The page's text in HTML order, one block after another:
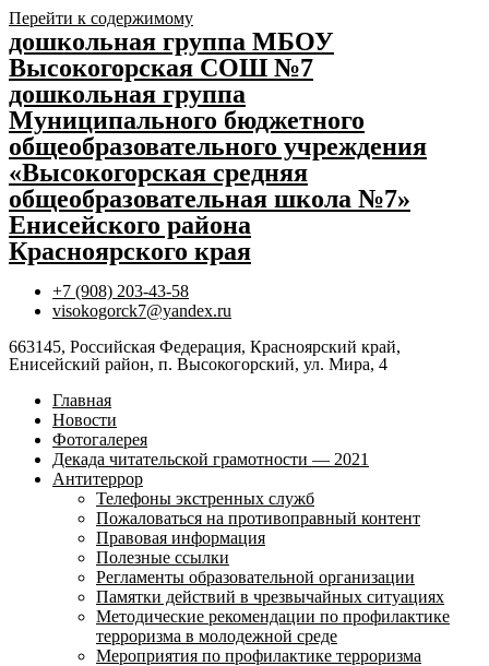
Перейти к содержимому
дошкольная группа МБОУ
Высокогорская СОШ №7
дошкольная группа
Муниципального бюджетного
общеобразовательного учреждения
«Высокогорская средняя
общеобразовательная школа №7»
Енисейского района
Красноярского края
+7 (908) 203-43-58
visokogorck7@yandex.ru
663145, Российская Федерация, Красноярский край,
Енисейский район, п. Высокогорский, ул. Мира, 4
Главная
Новости
Фотогалерея
Декада читательской грамотности — 2021
Антитеррор
Телефоны экстренных служб
Пожаловаться на противоправный контент
Правовая информация
Полезные ссылки
Регламенты образовательной организации
Памятки действий в чрезвычайных ситуациях
Методические рекомендации по профилактике
терроризма в молодежной среде
Мероприятия по профилактике терроризма